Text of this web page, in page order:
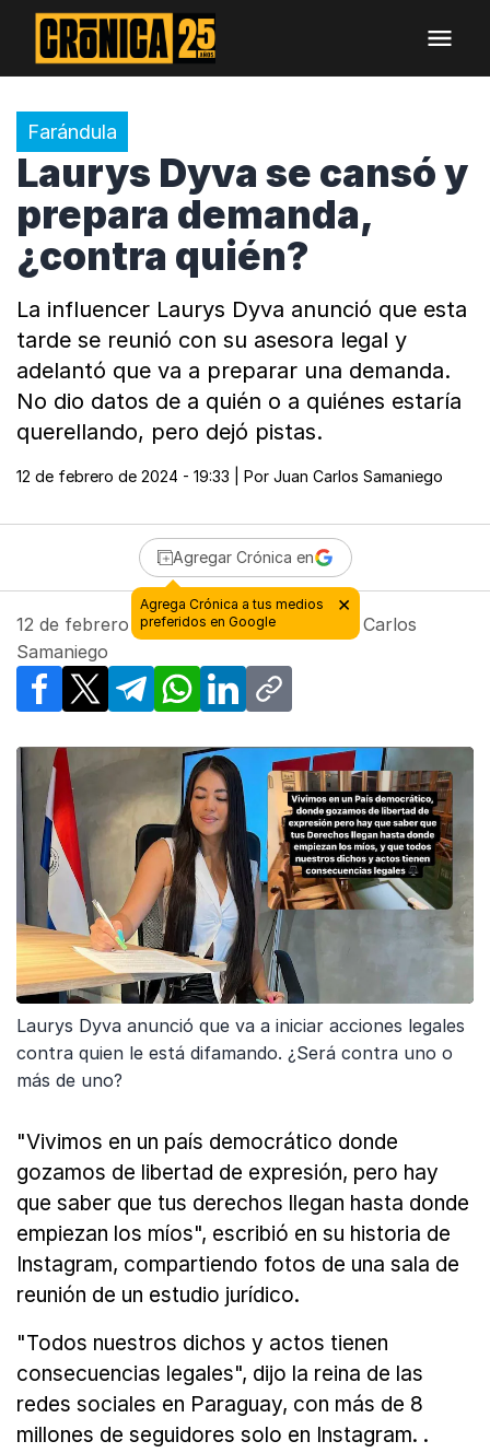
Farándula
Laurys Dyva se cansó y
prepara demanda,
¿contra quién?
La influencer Laurys Dyva anunció que esta
tarde se reunió con su asesora legal y
adelantó que va a preparar una demanda.
No dio datos de a quién o a quiénes estaría
querellando, pero dejó pistas.
12 de febrero de 2024 - 19:33 | Por Juan Carlos Samaniego
Agregar Crónica en
Agrega Crónica a tus medios
preferidos en Google
×
12 de febrero de 2024 - 19:33| Por
Juan Carlos
Samaniego
Facebook
X TelegramWhatsApp
LinkedInCopy link
Laurys Dyva anunció que va a iniciar acciones legales
contra quien le está difamando. ¿Será contra uno o
más de uno?
"Vivimos en un país democrático donde
gozamos de libertad de expresión, pero hay
que saber que tus derechos llegan hasta donde
empiezan los míos", escribió en su historia de
Instagram, compartiendo fotos de una sala de
reunión de un estudio jurídico.
"Todos nuestros dichos y actos tienen
consecuencias legales", dijo la reina de las
redes sociales en Paraguay, con más de 8
millones de seguidores solo en Instagram. .